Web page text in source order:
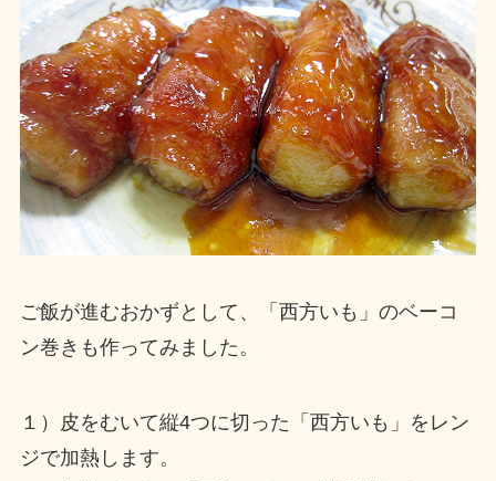
ご飯が進むおかずとして、「西方いも」のベーコ
ン巻きも作ってみました。
１）皮をむいて縦4つに切った「西方いも」をレン
ジで加熱します。